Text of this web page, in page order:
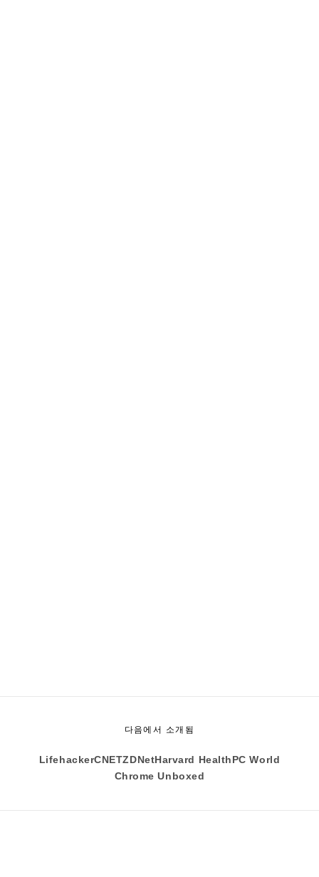
다음에서 소개됨
LifehackerCNETZDNet Harvard Health PC World
Chrome Unboxed